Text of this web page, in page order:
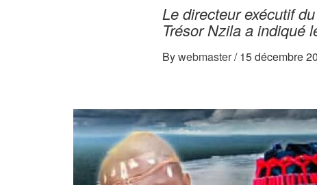
Le directeur exécutif
Trésor Nzila a indiqué
Bywebmaster/ 15 décembre